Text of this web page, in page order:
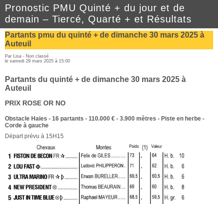
Pronostic PMU Quinté + du jour et de
demain – Tiercé, Quarté + et Résultats
Partants pmu du quinté + de dimanche 30 mars 2025 à
Auteuil
Par Lisa - Non classé
le samedi 29 mars 2025 à 15:00
Partants du quinté + de dimanche 30 mars 2025 à
Auteuil
PRIX ROSE OR NO
Obstacle Haies - 16 partants - 110.000 € - 3.900 mètres - Piste en herbe -
Corde à gauche
Départ prévu à 15H15